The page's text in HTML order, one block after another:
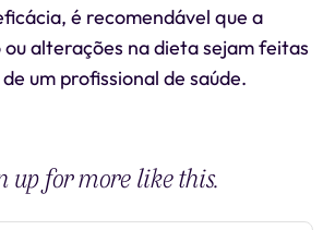
é recomendável que a
alterações na dieta sejam feitas
um profissional de saúde.
up for more like this.